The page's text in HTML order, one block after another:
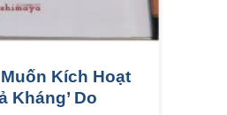
Kích Hoạt
Kháng’ Do